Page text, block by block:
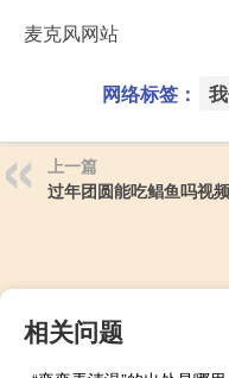
麦克风网站
网络标签：
上一篇
过年团圆能吃鲳鱼吗视频
相关问题